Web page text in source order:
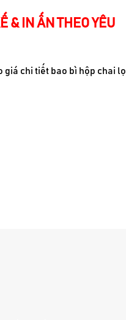
& IN ẤN THEO YÊU
giá chi tiết bao bì hộp chai lọ